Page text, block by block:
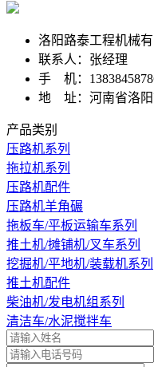
洛阳路泰工程机械
联系人：张经理
手 机：
地 址：河南省洛阳
产品类别
压路机系列
拖拉机系列
压路机配件
压路机羊角碾
拖板车/平板运输车系列
推土机/摊铺机/叉车系列
挖掘机/平地机/装载机系列
推土机配件
柴油机/发电机组系列
清洁车/水泥搅拌车